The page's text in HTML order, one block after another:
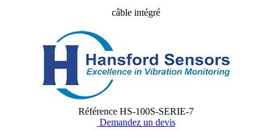
câble intégré
Référence HS-100S-SERIE-7
Demandez un devis